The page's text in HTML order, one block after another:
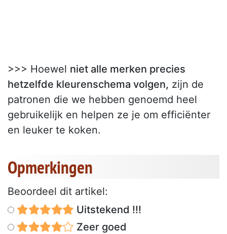
>>> Hoewel niet alle merken precies
hetzelfde kleurenschema volgen, zijn de
patronen die we hebben genoemd heel
gebruikelijk en helpen ze je om efficiënter
en leuker te koken.
Opmerkingen
Beoordeel dit artikel:
Uitstekend !!!
Zeer goed